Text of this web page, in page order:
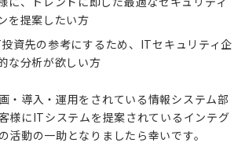
を提案したい方
資先の参考にするため、ITセキュリティ企
な分析が欲しい方
・導入・運用をされている情報システム部
様にITシステムを提案されているインテグ
活動の一助となりましたら幸いです。